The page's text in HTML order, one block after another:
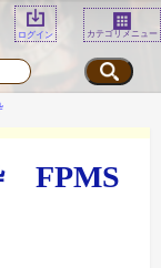
ログイン カテゴリメニュー
FPMS